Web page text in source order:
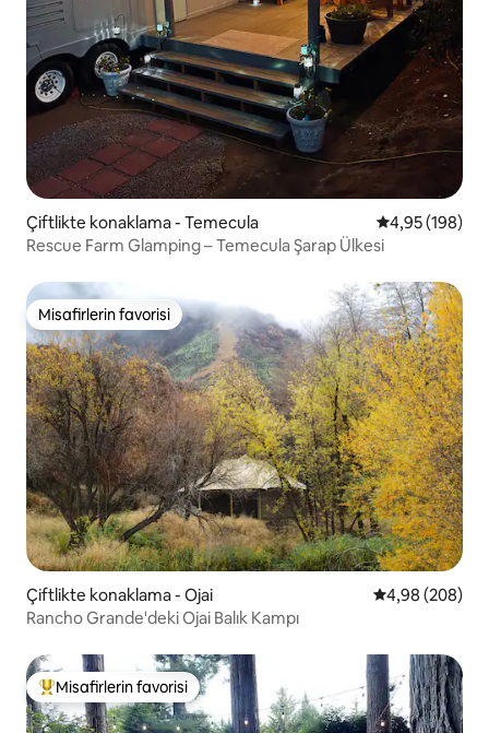
Çiftlikte konaklama - Temecula 5 üzerinden
4,95 (198)
Rescue Farm Glamping – Temecula Şarap Ülkesi
Misafirlerin favorisi
Misafirlerin favorisi
Çiftlikte konaklama - Ojai 5 üzerinden
4,98 (208)
Rancho Grande'deki Ojai Balık Kampı
Misafirlerin favorilerinden en beğenilenler arasında
Misafirlerin favorisi